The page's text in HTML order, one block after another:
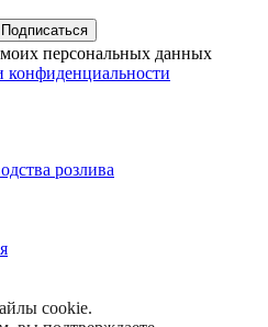
моих персональных данных
конфиденциальности
розлива
cookie.